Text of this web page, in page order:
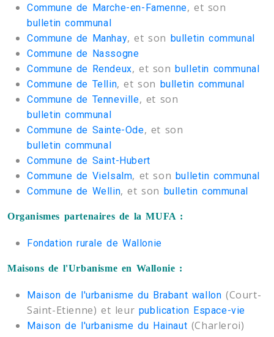
Commune de Marche-en-Famenne, et son
bulletin communal
Commune de Manhay, et son bulletin communal
Commune de Nassogne
Commune de Rendeux, et sonbulletin communal
Commune de Tellin, et son bulletin communal
Commune de Tenneville, et son
bulletin communal
Commune de Sainte-Ode, et son
bulletin communal
Commune de Saint-Hubert
Commune de Vielsalm, et son bulletin communal
Commune de Wellin, et son bulletin communal
Organismes partenaires de la MUFA :
Fondation rurale de Wallonie
Maisons de l'Urbanisme en Wallonie :
Maison de l'urbanisme du Brabant wallon (Court-
Saint-Etienne) et leur publication Espace-vie
Maison de l'urbanisme du Hainaut (Charleroi)